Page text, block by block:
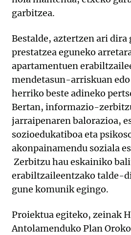
garbitzea.
Bestalde, aztertzen ari dira
prestatzea eguneko
apartamentuen
mendetasun-arriskuan
herriko beste adineko
Bertan, informazio-
jarraipenaren balorazioa,
sozioedukatiboa eta
akonpainamendu soziala
Zerbitzu hau eskainiko
erabiltzaileentzako talde-
gune komunik egingo.
Proiektua egiteko, zeinak
Antolamenduko Plan